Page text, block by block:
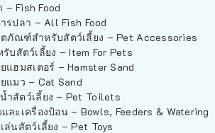
– Fish Food
รปลา – All Fish Food
ภัณฑ์สำหรับสัตว์เลี้ยง – Pet Accessories
บสัตว์เลี้ยง – Item For Pets
แฮมสเตอร์ – Hamster Sand
แมว – Cat Sand
ำสัตว์เลี้ยง – Pet Toilets
ละเครื่องป้อน – Bowls, Feeders & Watering
ล่นสัตว์เลี้ยง – Pet Toys